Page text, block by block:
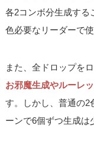
各2コンボ分生成する
色必要なリーダーで使
また、全ドロップを
お邪魔生成やルーレ
す。しかし、普通の2
ーンで6個ずつ生成は